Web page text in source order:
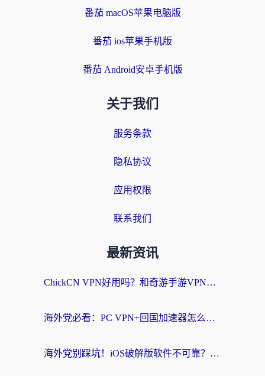
番茄 macOS苹果电脑版
番茄 ios苹果手机版
番茄 Android安卓手机版
关于我们
服务条款
隐私协议
应用权限
联系我们
最新资讯
ChickCN VPN好用吗？和奇游手游VPN对比哪个回国效果更好？海外党亲测实用指南
海外党必看：PC VPN+回国加速器怎么选？无缝访问国内资源全攻略
海外党别踩坑！iOS破解版软件不可靠？教你选对回国加速器无缝看国内资源